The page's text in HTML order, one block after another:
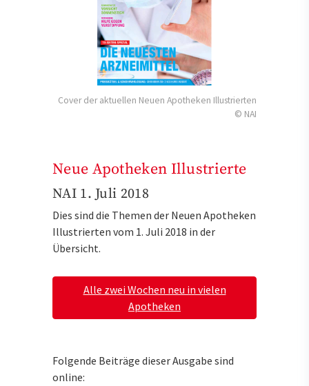
Cover der aktuellen Neuen Apotheken Illustrierten
© NAI
Neue Apotheken Illustrierte
NAI 1. Juli 2018
Dies sind die Themen der Neuen Apotheken
Illustrierten vom 1. Juli 2018 in der
Übersicht.
Alle zwei Wochen neu in vielen
Apotheken
Folgende Beiträge dieser Ausgabe sind
online: